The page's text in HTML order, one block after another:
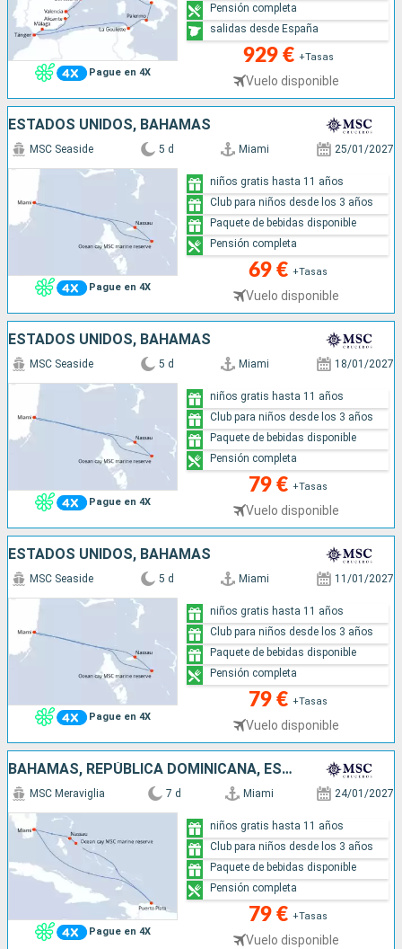
Pague en 4X
929 € +Tasas
Vuelo disponible
Pensión completa
salidas desde España
ESTADOS UNIDOS, BAHAMAS
Pague en 4X
MSC Seaside 5 d Miami 25/01/2027
69 € +Tasas
Vuelo disponible
niños gratis hasta 11 años
Club para niños desde los 3 años
Paquete de bebidas disponible
Pensión completa
ESTADOS UNIDOS, BAHAMAS
Pague en 4X
MSC Seaside 5 d Miami 18/01/2027
79 € +Tasas
Vuelo disponible
niños gratis hasta 11 años
Club para niños desde los 3 años
Paquete de bebidas disponible
Pensión completa
ESTADOS UNIDOS, BAHAMAS
Pague en 4X
MSC Seaside 5 d Miami 11/01/2027
79 € +Tasas
Vuelo disponible
niños gratis hasta 11 años
Club para niños desde los 3 años
Paquete de bebidas disponible
Pensión completa
BAHAMAS, REPÚBLICA DOMINICANA, ESTADOS UNIDOS
Pague en 4X
MSC Meraviglia 7 d Miami 24/01/2027
79 € +Tasas
Vuelo disponible
niños gratis hasta 11 años
Club para niños desde los 3 años
Paquete de bebidas disponible
Pensión completa